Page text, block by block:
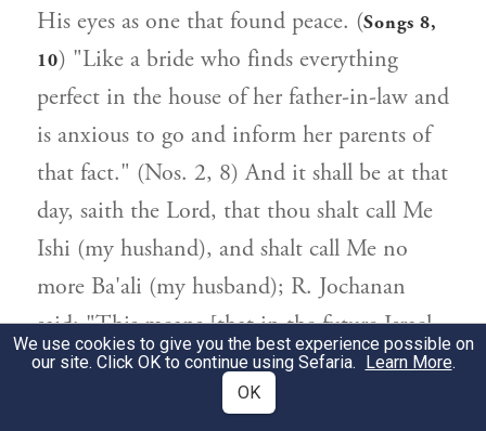
His eyes as one that found peace. (Songs 8,
10) "Like a bride who finds everything
perfect in the house of her father-in-law and
is anxious to go and inform her parents of
that fact." (Nos. 2, 8) And it shall be at that
day, saith the Lord, that thou shalt call Me
Ishi (my hushand), and shalt call Me no
more Ba'ali (my husband); R. Jochanan
said: "This means [that in the future Israel
shall be] like a bride in the house of her
parents [who is continually with her
We use cookies to give you the best experience possible on
our site. Click OK to continue using Sefaria. Learn More.
OK